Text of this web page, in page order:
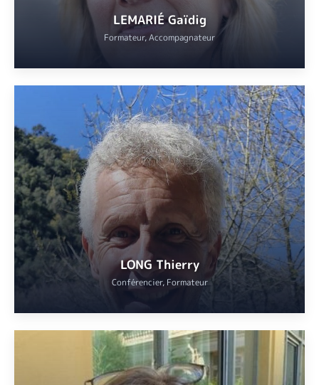
LEMARIÉ Gaïdig
Formateur, Accompagnateur
Historienne de l’art, commissaire d’expositions et enseignante.
Elle est responsable des partenariats culturels pour les musées
nationaux du XXe siècle des Alpes-Maritimes (Marc Chagall,
Fernand Léger et Pablo Picasso, La Guerre et la Paix)
VOIR
LONG Thierry
Conférencier, Formateur